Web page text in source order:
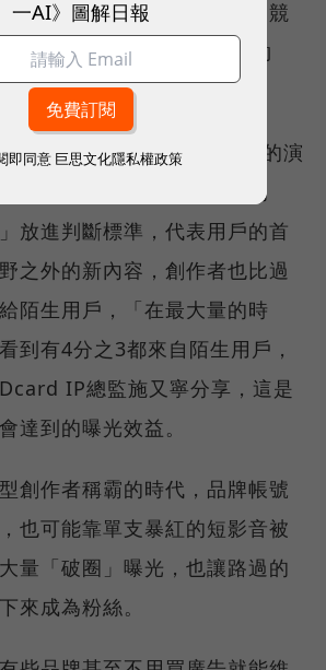
互動率（留言或分享），當競
，演算法就會確認內容足夠
大量廣撒出去。
的資料中也可發現，Reels的演
沒有把用戶和該頻道日常的
放進判斷標準，代表用戶的首
之外的新內容，創作者也比過
陌生用戶，「在最大量的時
到有4分之3都來自陌生用戶，
IP總監施又寧分享，這是
達到的曝光效益。
創作者稱霸的時代，品牌帳號
也可能靠單支暴紅的短影音被
量「破圈」曝光，也讓路過的
來成為粉絲。
一AI》圖解日報
即同意 巨思文化隱私權政策